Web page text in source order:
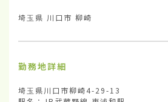
埼玉県 川口市 柳崎
勤務地詳細
埼玉県川口市柳崎4-29-13